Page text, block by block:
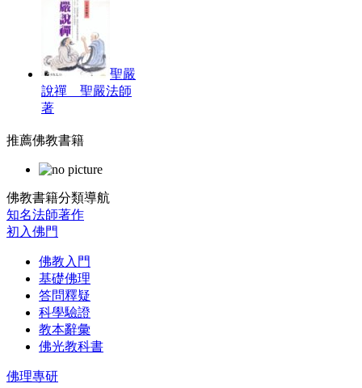
聖嚴
說禪 聖嚴法師
著
推薦佛教書籍
佛教書籍分類導航
知名法師著作
初入佛門
佛教入門
基礎佛理
答問釋疑
科學驗證
教本辭彙
佛光教科書
佛理專研